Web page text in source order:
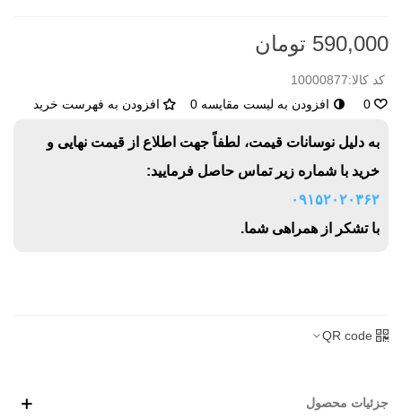
590,000 تومان
کد کالا:10000877
0
افزودن به لیست مقایسه 0 افزودن به فهرست خرید
به دلیل نوسانات قیمت، لطفاً جهت اطلاع از قیمت نهایی و
خرید با شماره زیر تماس حاصل فرمایید:
۰۹۱۵۲۰۲۰۳۶۲
با تشکر از همراهی شما.
QR code
جزئیات محصول